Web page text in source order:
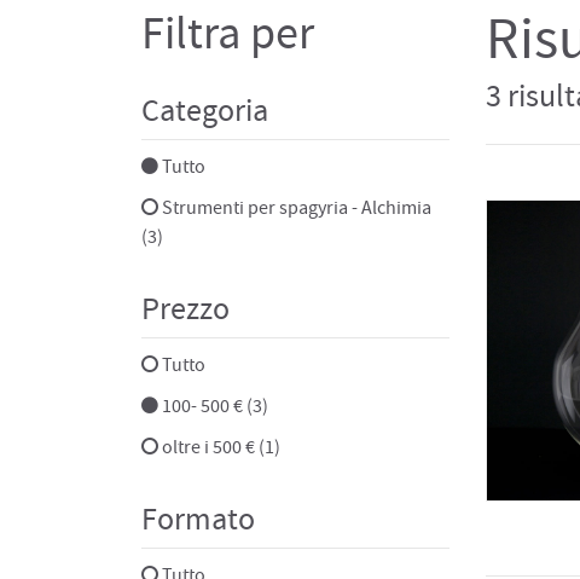
Filtra per
Categoria
Tutto
Strumenti per spagyria - Alchimia
(3)
Prezzo
Tutto
100- 500 € (3)
oltre i 500 € (1)
Formato
3